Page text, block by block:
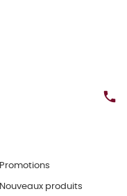

Promotions
Nouveaux produits